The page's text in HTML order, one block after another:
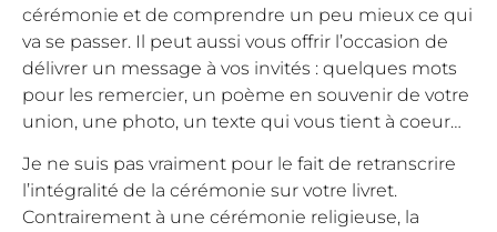
cérémonie et de comprendre un peu mieux ce qui
va se passer. Il peut aussi vous offrir l’occasion de
délivrer un message à vos invités : quelques mots
pour les remercier, un poème en souvenir de votre
union, une photo, un texte qui vous tient à coeur…
Je ne suis pas vraiment pour le fait de retranscrire
l’intégralité de la cérémonie sur votre livret.
Contrairement à une cérémonie religieuse, la